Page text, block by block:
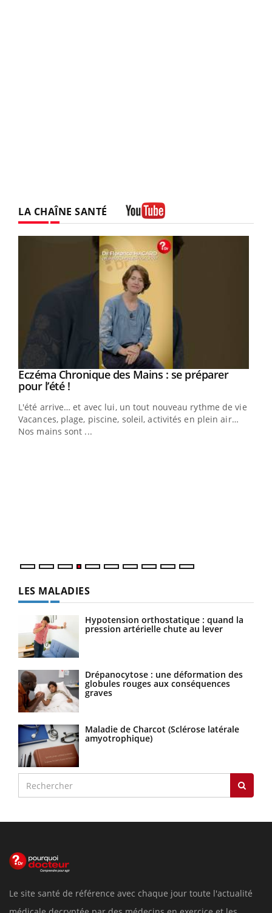
LA CHAÎNE SANTÉ
Youtube
Eczéma Chronique des Mains : se préparer
pour l’été !Youtube
L'été arrive… et avec lui, un tout nouveau rythme de vie !
Vacances, plage, piscine, soleil, activités en plein air…
Nos mains sont ...
LES MALADIES
Hypotension orthostatique : quand la
pression artérielle chute au lever
Drépanocytose : une déformation des
globules rouges aux conséquences
graves
Maladie de Charcot (Sclérose latérale
amyotrophique)
Le site santé de référence avec chaque jour toute l'actualité